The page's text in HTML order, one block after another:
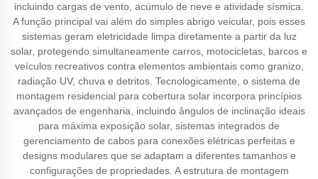
incluindo cargas de vento, acúmulo de neve e atividade sísmica.
A função principal vai além do simples abrigo veicular, pois esses
sistemas geram eletricidade limpa diretamente a partir da luz
solar, protegendo simultaneamente carros, motocicletas, barcos e
veículos recreativos contra elementos ambientais como granizo,
radiação UV, chuva e detritos. Tecnologicamente, o sistema de
montagem residencial para cobertura solar incorpora princípios
avançados de engenharia, incluindo ângulos de inclinação ideais
para máxima exposição solar, sistemas integrados de
gerenciamento de cabos para conexões elétricas perfeitas e
designs modulares que se adaptam a diferentes tamanhos e
configurações de propriedades. A estrutura de montagem